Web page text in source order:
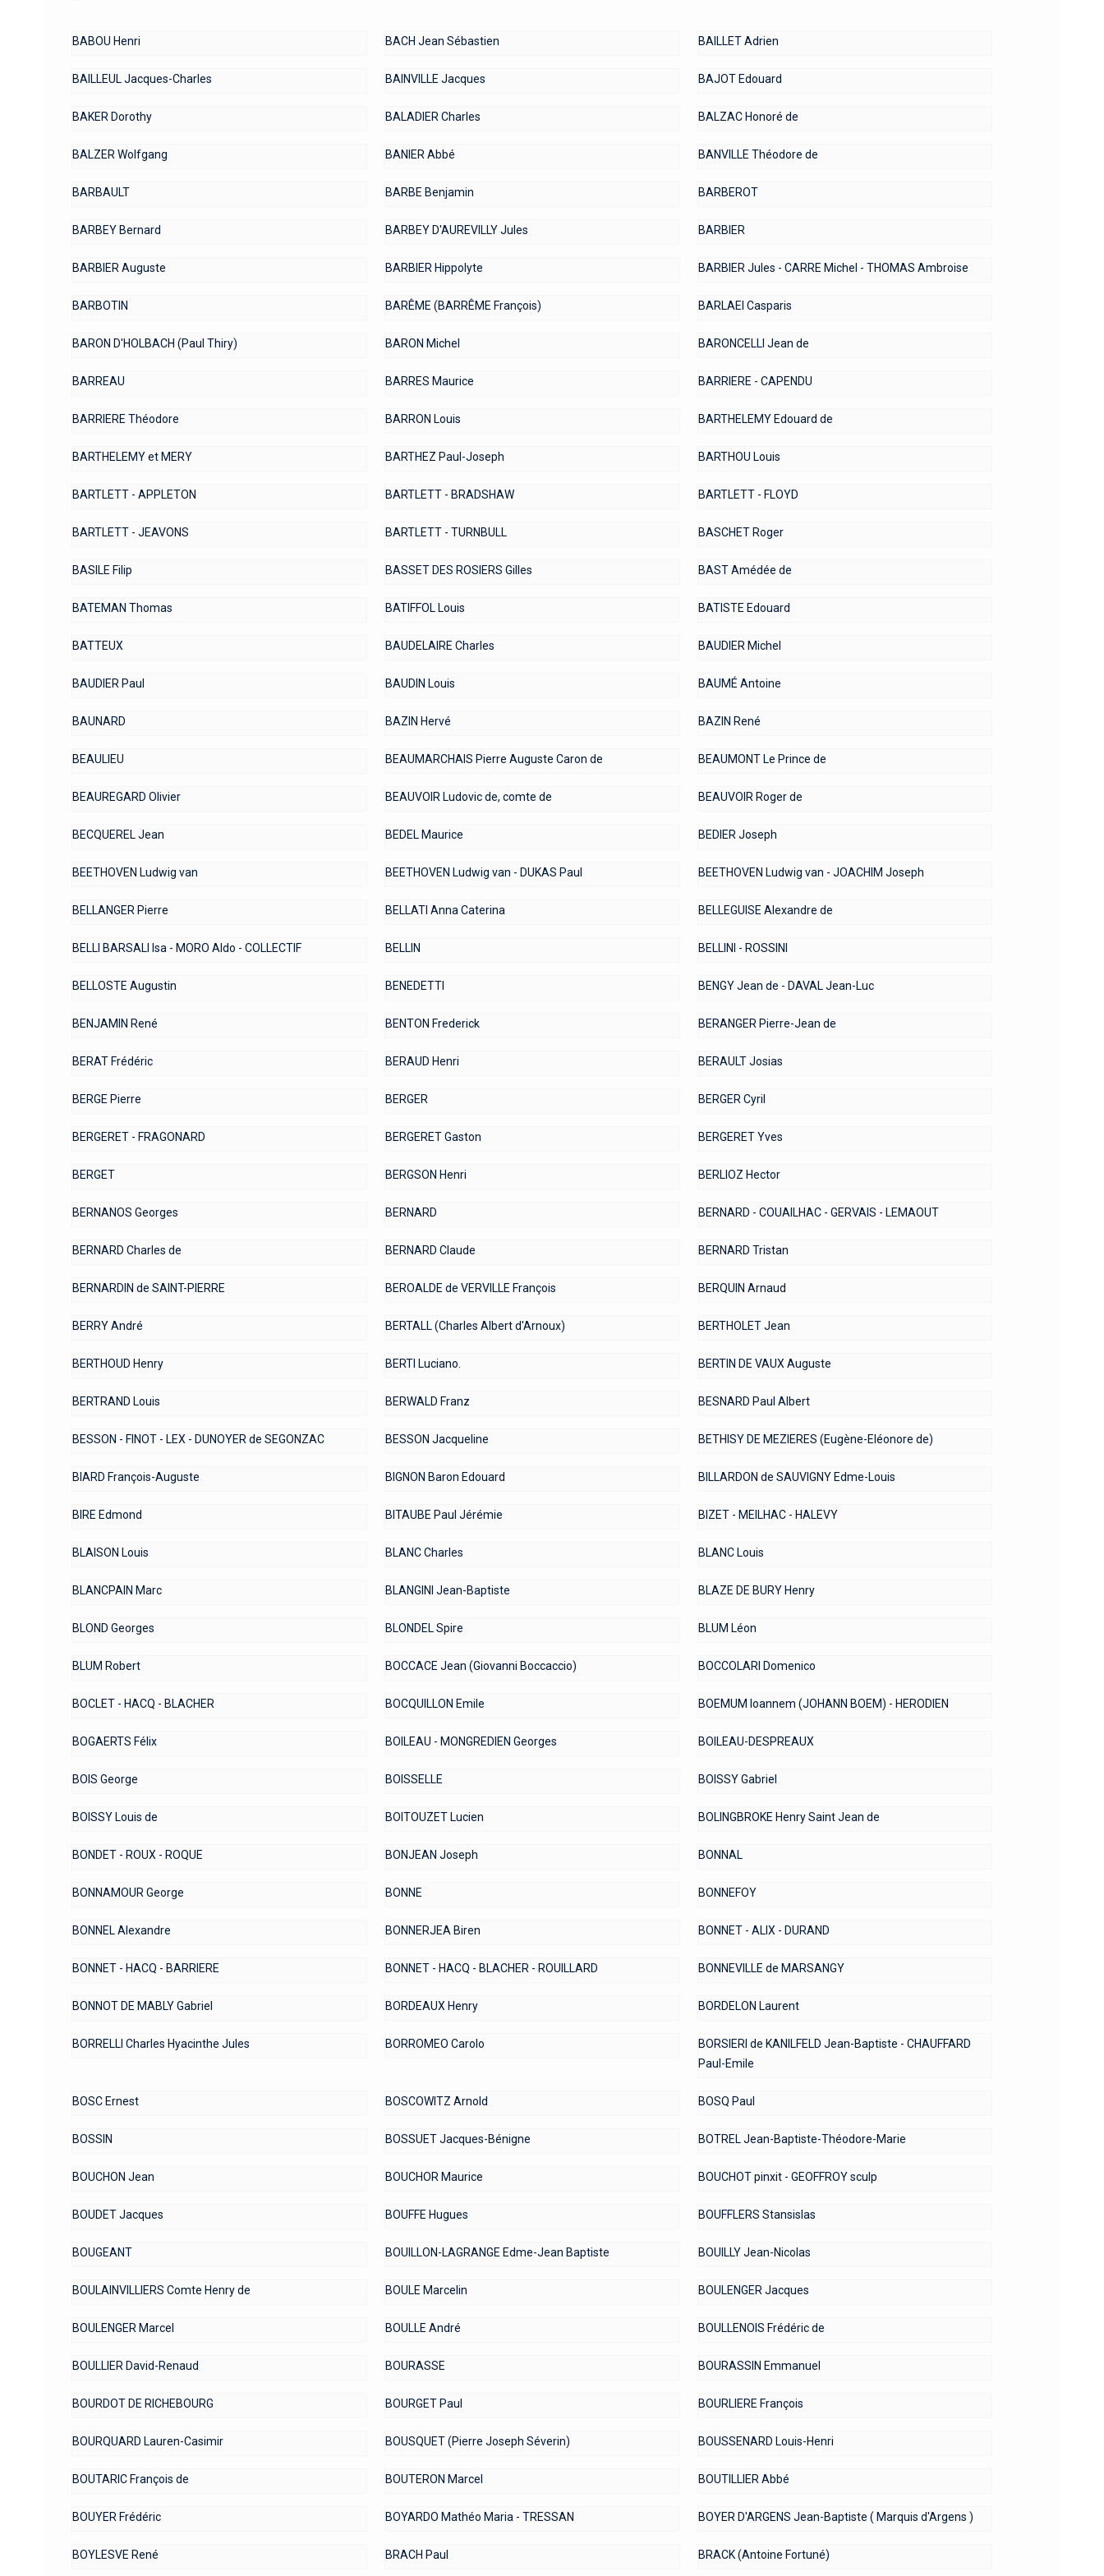
BABOU Henri BACH Jean Sébastien BAILLET Adrien
BAILLEUL Jacques-Charles BAINVILLE Jacques BAJOT Edouard
BAKER Dorothy BALADIER Charles BALZAC Honoré de
BALZER Wolfgang BANIER Abbé BANVILLE Théodore de
BARBAULT BARBE Benjamin BARBEROT
BARBEY Bernard BARBEY D'AUREVILLY Jules BARBIER
BARBIER Auguste BARBIER Hippolyte BARBIER Jules - CARRE Michel - THOMAS Ambroise
BARBOTIN BARÊME (BARRÊME François) BARLAEI Casparis
BARON D'HOLBACH (Paul Thiry) BARON Michel BARONCELLI Jean de
BARREAU BARRES Maurice BARRIERE - CAPENDU
BARRIERE Théodore BARRON Louis BARTHELEMY Edouard de
BARTHELEMY et MERY BARTHEZ Paul-Joseph BARTHOU Louis
BARTLETT - APPLETON BARTLETT - BRADSHAW BARTLETT - FLOYD
BARTLETT - JEAVONS BARTLETT - TURNBULL BASCHET Roger
BASILE Filip BASSET DES ROSIERS Gilles BAST Amédée de
BATEMAN Thomas BATIFFOL Louis BATISTE Edouard
BATTEUX BAUDELAIRE Charles BAUDIER Michel
BAUDIER Paul BAUDIN Louis BAUMÉ Antoine
BAUNARD BAZIN Hervé BAZIN René
BEAULIEU BEAUMARCHAIS Pierre Auguste Caron de BEAUMONT Le Prince de
BEAUREGARD Olivier BEAUVOIR Ludovic de, comte de BEAUVOIR Roger de
BECQUEREL Jean BEDEL Maurice BEDIER Joseph
BEETHOVEN Ludwig van BEETHOVEN Ludwig van - DUKAS Paul BEETHOVEN Ludwig van - JOACHIM Joseph
BELLANGER Pierre BELLATI Anna Caterina BELLEGUISE Alexandre de
BELLI BARSALI Isa - MORO Aldo - COLLECTIF BELLIN BELLINI - ROSSINI
BELLOSTE Augustin BENEDETTI BENGY Jean de - DAVAL Jean-Luc
BENJAMIN René BENTON Frederick BERANGER Pierre-Jean de
BERAT Frédéric BERAUD Henri BERAULT Josias
BERGE Pierre BERGER BERGER Cyril
BERGERET - FRAGONARD BERGERET Gaston BERGERET Yves
BERGET BERGSON Henri BERLIOZ Hector
BERNANOS Georges BERNARD BERNARD - COUAILHAC - GERVAIS - LEMAOUT
BERNARD Charles de BERNARD Claude BERNARD Tristan
BERNARDIN de SAINT-PIERRE BEROALDE de VERVILLE François BERQUIN Arnaud
BERRY André BERTALL (Charles Albert d'Arnoux) BERTHOLET Jean
BERTHOUD Henry BERTI Luciano. BERTIN DE VAUX Auguste
BERTRAND Louis BERWALD Franz BESNARD Paul Albert
BESSON - FINOT - LEX - DUNOYER de SEGONZAC BESSON Jacqueline BETHISY DE MEZIERES (Eugène-Eléonore de)
BIARD François-Auguste BIGNON Baron Edouard BILLARDON de SAUVIGNY Edme-Louis
BIRE Edmond BITAUBE Paul Jérémie BIZET - MEILHAC - HALEVY
BLAISON Louis BLANC Charles BLANC Louis
BLANCPAIN Marc BLANGINI Jean-Baptiste BLAZE DE BURY Henry
BLOND Georges BLONDEL Spire BLUM Léon
BLUM Robert BOCCACE Jean (Giovanni Boccaccio) BOCCOLARI Domenico
BOCLET - HACQ - BLACHER BOCQUILLON Emile BOEMUM Ioannem (JOHANN BOEM) - HERODIEN
BOGAERTS Félix BOILEAU - MONGREDIEN Georges BOILEAU-DESPREAUX
BOIS George BOISSELLE BOISSY Gabriel
BOISSY Louis de BOITOUZET Lucien BOLINGBROKE Henry Saint Jean de
BONDET - ROUX - ROQUE BONJEAN Joseph BONNAL
BONNAMOUR George BONNE BONNEFOY
BONNEL Alexandre BONNERJEA Biren BONNET - ALIX - DURAND
BONNET - HACQ - BARRIERE BONNET - HACQ - BLACHER - ROUILLARD BONNEVILLE de MARSANGY
BONNOT DE MABLY Gabriel BORDEAUX Henry BORDELON Laurent
BORRELLI Charles Hyacinthe Jules BORROMEO Carolo
BORSIERI de KANILFELD Jean-Baptiste - CHAUFFARD
Paul-Emile
BOSC Ernest BOSCOWITZ Arnold BOSQ Paul
BOSSIN BOSSUET Jacques-Bénigne BOTREL Jean-Baptiste-Théodore-Marie
BOUCHON Jean BOUCHOR Maurice BOUCHOT pinxit - GEOFFROY sculp
BOUDET Jacques BOUFFE Hugues BOUFFLERS Stansislas
BOUGEANT BOUILLON-LAGRANGE Edme-Jean Baptiste BOUILLY Jean-Nicolas
BOULAINVILLIERS Comte Henry de BOULE Marcelin BOULENGER Jacques
BOULENGER Marcel BOULLE André BOULLENOIS Frédéric de
BOULLIER David-Renaud BOURASSE BOURASSIN Emmanuel
BOURDOT DE RICHEBOURG BOURGET Paul BOURLIERE François
BOURQUARD Lauren-Casimir BOUSQUET (Pierre Joseph Séverin) BOUSSENARD Louis-Henri
BOUTARIC François de BOUTERON Marcel BOUTILLIER Abbé
BOUYER Frédéric BOYARDO Mathéo Maria - TRESSAN BOYER D'ARGENS Jean-Baptiste ( Marquis d'Argens )
BOYLESVE René BRACH Paul BRACK (Antoine Fortuné)